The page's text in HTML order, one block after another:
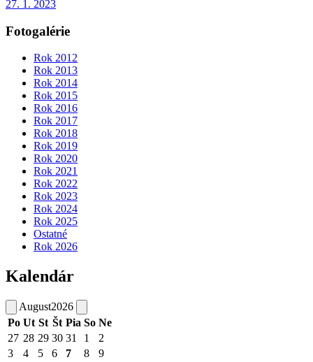
27. 1. 2023
Fotogalérie
Rok 2012
Rok 2013
Rok 2014
Rok 2015
Rok 2016
Rok 2017
Rok 2018
Rok 2019
Rok 2020
Rok 2021
Rok 2022
Rok 2023
Rok 2024
Rok 2025
Ostatné
Rok 2026
Kalendár
August2026
Po Ut St Št Pia So Ne
27 28 29 30 31 1
2
3
4 5 6 7 8
9